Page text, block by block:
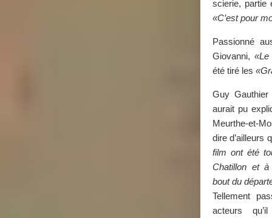
scierie, partie
«C’est pour
Passionné
Giovanni, «Le
été tiré les
Guy
aurait pu
Meurthe-et-
dire d’ailleurs
film ont été
Chatillon et
bout du
Tellement
acteurs